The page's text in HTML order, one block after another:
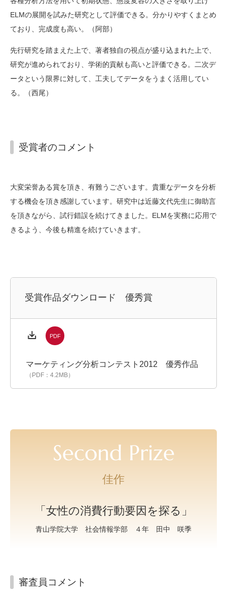
ELMの展開を試みた研究として評価できる。分かりやすくまとめ
ており、完成度も高い。（阿部）
先行研究を踏まえた上で、著者独自の視点が盛り込まれた上で、
研究が進められており、学術的貢献も高いと評価できる。二次デ
ータという限界に対して、工夫してデータをうまく活用してい
る。（西尾）
受賞者のコメント
大変栄誉ある賞を頂き、有難うございます。貴重なデータを分析
する機会を頂き感謝しています。研究中は近藤文代先生に御助言
を頂きながら、試行錯誤を続けてきました。ELMを実務に応用で
きるよう、今後も精進を続けていきます。
受賞作品ダウンロード 優秀賞
マーケティング分析コンテスト2012 優秀作品
（PDF：4.2MB）
Second Prize
佳作
「女性の消費行動要因を探る」
青山学院大学 社会情報学部 ４年 田中 咲季
審査員コメント